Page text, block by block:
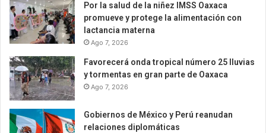
Por la salud de la niñez IMSS Oaxaca
promueve y protege la alimentación con
lactancia materna
Ago 7, 2026
Favorecerá onda tropical número 25 lluvias
y tormentas en gran parte de Oaxaca
Ago 7, 2026
Gobiernos de México y Perú reanudan
relaciones diplomáticas